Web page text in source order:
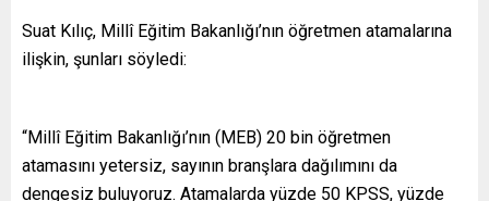
Suat Kılıç, Millî Eğitim Bakanlığı’nın öğretmen atamalarına
ilişkin, şunları söyledi:
“Millî Eğitim Bakanlığı’nın (MEB) 20 bin öğretmen
atamasını yetersiz, sayının branşlara dağılımını da
dengesiz buluyoruz. Atamalarda yüzde 50 KPSS, yüzde